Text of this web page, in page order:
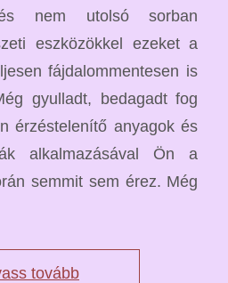
és nem utolsó sorban
eszközökkel ezeket a
fájdalommentesen is
gyulladt, bedagadt fog
érzéstelenítő anyagok és
alkalmazásával Ön a
semmit sem érez. Még
tovább